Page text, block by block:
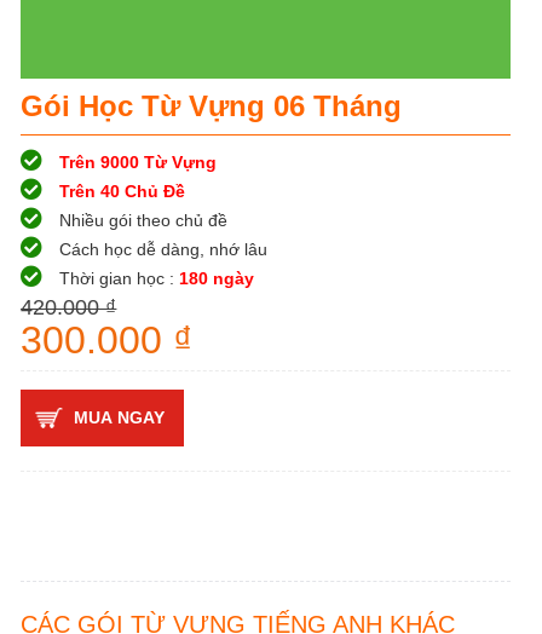
Gói Học Từ Vựng 06 Tháng
Trên 9000 Từ Vựng
Trên 40 Chủ Đề
Nhiều gói theo chủ đề
Cách học dễ dàng, nhớ lâu
Thời gian học : 180 ngày
420.000 ₫
300.000 ₫
MUA NGAY
CÁC GÓI TỪ VỰNG TIẾNG ANH KHÁC